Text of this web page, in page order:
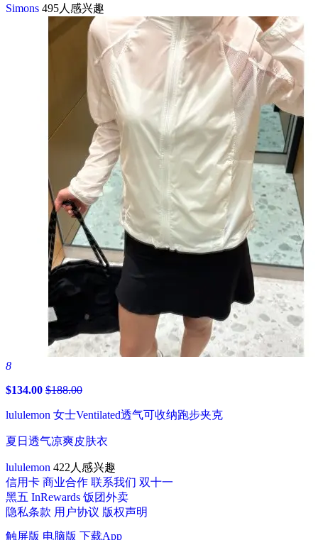
Simons 495人感兴趣
8
$134.00 $188.00
lululemon 女士Ventilated透气可收纳跑步夹克
夏日透气凉爽皮肤衣
lululemon 422人感兴趣
信用卡 商业合作 联系我们 双十一
黑五 InRewards 饭团外卖
隐私条款 用户协议 版权声明
触屏版 电脑版 下载App